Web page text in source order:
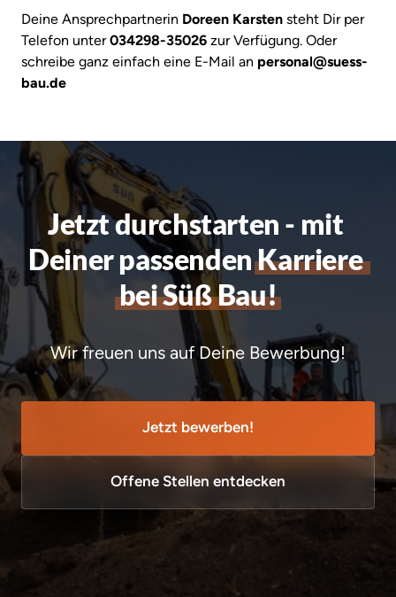
Deine Ansprechpartnerin Doreen Karsten steht Dir per
Telefon unter 034298-35026 zur Verfügung. Oder
schreibe ganz einfach eine E-Mail an personal@suess-
bau.de
Jetzt durchstarten - mit
Deiner passenden
Karriere
bei Süß Bau!
Wir freuen uns auf Deine Bewerbung!
Jetzt bewerben!
Offene Stellen entdecken